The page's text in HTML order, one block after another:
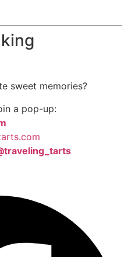
sweet memories?
a pop-up: